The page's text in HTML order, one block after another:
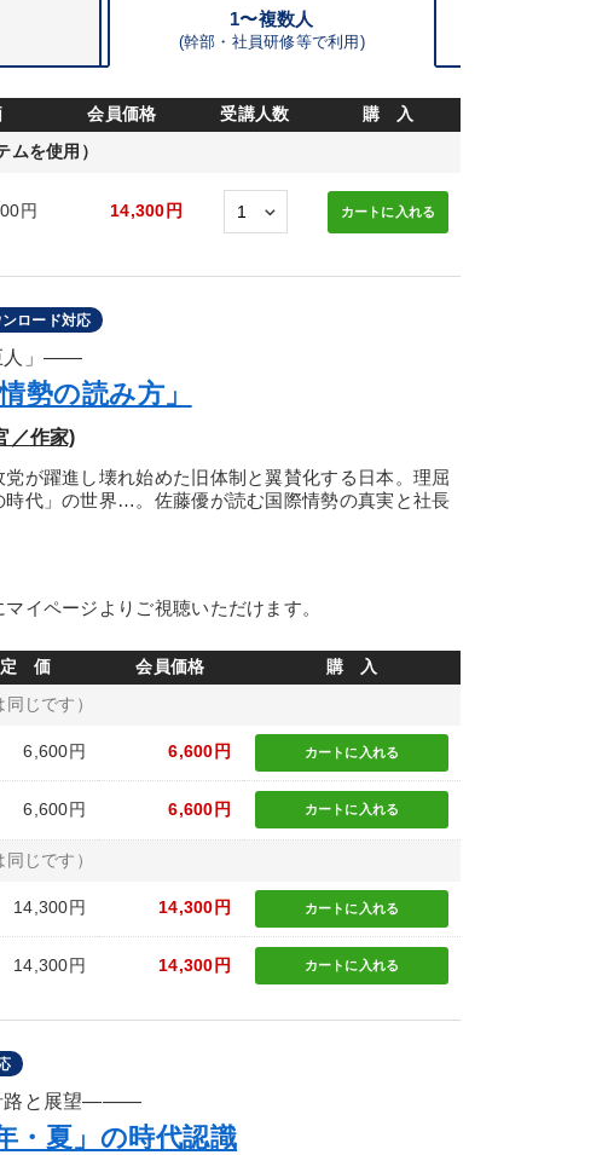
1〜複数人
(幹部・ 社員研修等で利用)
会員価格 受講人数 購 入
を使用）
円 14,300円 カートに 入れる
ロード対応
人」――
勢の読み方」
／作家)
が躍進し壊れ始めた旧体制と翼賛化する日本。理屈
時代」の世界…。佐藤優が読む国際情勢の真実と社長
イページよりご視聴いただけます。
定 価 会員価格 購 入
じです）
6,600円 6,600円 カートに 入れる
6,600円 6,600円 カートに 入れる
じです）
14,300円 14,300円 カートに 入れる
14,300円 14,300円 カートに 入れる
路と展望―――
・夏」の時代認識